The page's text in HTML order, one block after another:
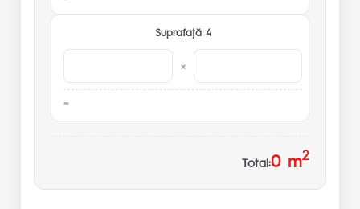
Suprafaţă 4
×
Total:0m2